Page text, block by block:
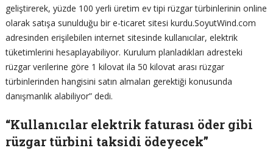
geliştirerek, yüzde 100 yerli üretim ev tipi rüzgar türbinlerinin online
olarak satışa sunulduğu bir e-ticaret sitesi kurdu.SoyutWind.com
adresinden erişilebilen internet sitesinde kullanıcılar, elektrik
tüketimlerini hesaplayabiliyor. Kurulum planladıkları adresteki
rüzgar verilerine göre 1 kilovat ila 50 kilovat arası rüzgar
türbinlerinden hangisini satın almaları gerektiği konusunda
danışmanlık alabiliyor” dedi.
“Kullanıcılar elektrik faturası öder gibi
rüzgar türbini taksidi ödeyecek”